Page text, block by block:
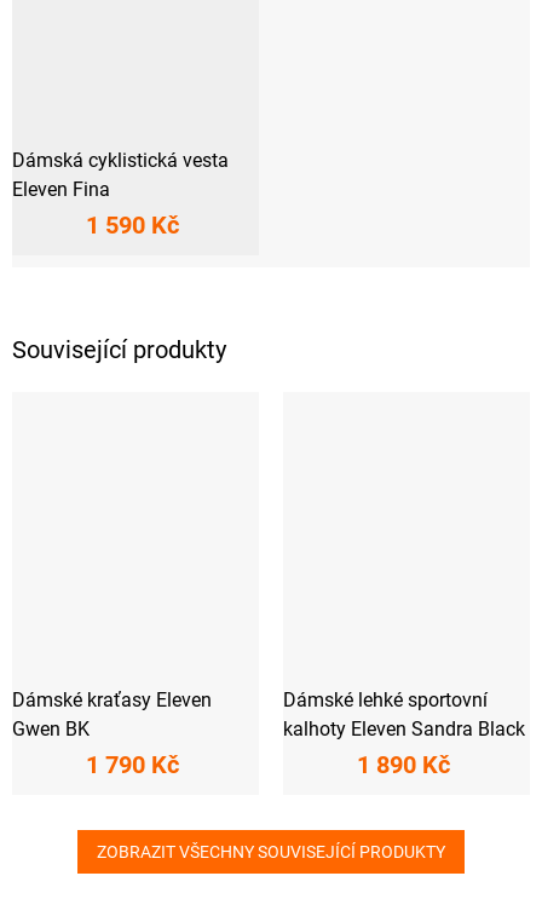
Související produkty
Dámské kraťasy Eleven
Gwen BK
1 790 Kč
Dámské lehké sportovní
kalhoty Eleven Sandra Black
1 890 Kč
ZOBRAZIT VŠECHNY SOUVISEJÍCÍ PRODUKTY
Dámská cyklistická vesta
Eleven Fina
1 590 Kč